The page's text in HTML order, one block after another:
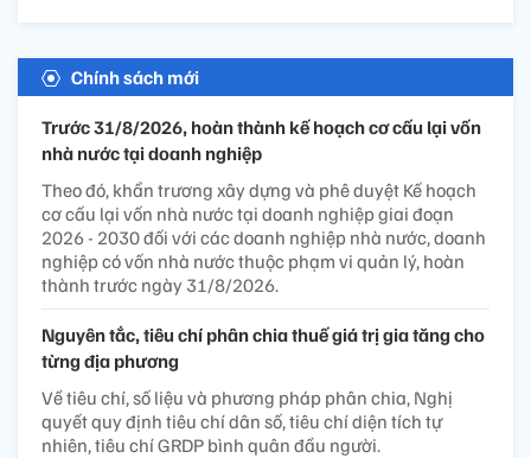
Chính sách mới
Trước 31/8/2026, hoàn thành kế hoạch cơ cấu lại vốn
nhà nước tại doanh nghiệp
Theo đó, khẩn trương xây dựng và phê duyệt Kế hoạch
cơ cấu lại vốn nhà nước tại doanh nghiệp giai đoạn
2026 - 2030 đối với các doanh nghiệp nhà nước, doanh
nghiệp có vốn nhà nước thuộc phạm vi quản lý, hoàn
thành trước ngày 31/8/2026.
Nguyên tắc, tiêu chí phân chia thuế giá trị gia tăng cho
từng địa phương
Về tiêu chí, số liệu và phương pháp phân chia, Nghị
quyết quy định tiêu chí dân số, tiêu chí diện tích tự
nhiên, tiêu chí GRDP bình quân đầu người.